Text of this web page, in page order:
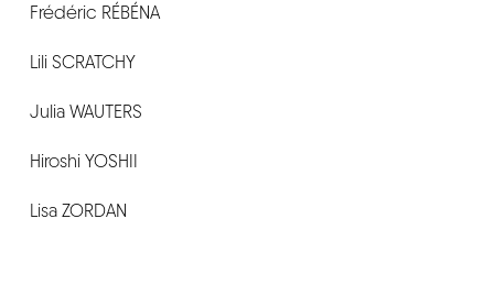
Frédéric RÉBÉNA
Lili SCRATCHY
Julia WAUTERS
Hiroshi YOSHII
Lisa ZORDAN